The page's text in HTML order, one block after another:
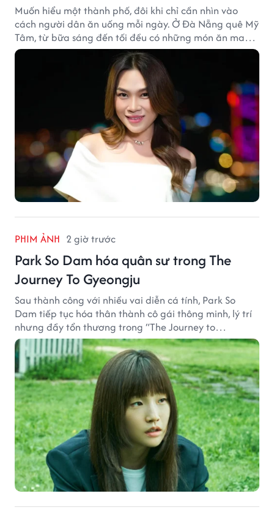
Muốn hiểu một thành phố, đôi khi chỉ cần nhìn vào
cách người dân ăn uống mỗi ngày. Ở Đà Nẵng quê Mỹ
Tâm, từ bữa sáng đến tối đều có những món ăn mang
đậm dấu ấn miền Trung.
PHIM ẢNH 2 giờ trước
Park So Dam hóa quân sư trong The
Journey To Gyeongju
Sau thành công với nhiều vai diễn cá tính, Park So
Dam tiếp tục hóa thân thành cô gái thông minh, lý trí
nhưng đầy tổn thương trong “The Journey to
Gyeongju”.